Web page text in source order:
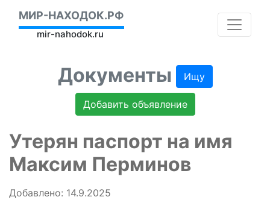
МИР-НАХОДОК.РФ
mir-nahodok.ru
Документы Ищу
Добавить объявление
Утерян паспорт на имя
Максим Перминов
Добавлено: 14.9.2025